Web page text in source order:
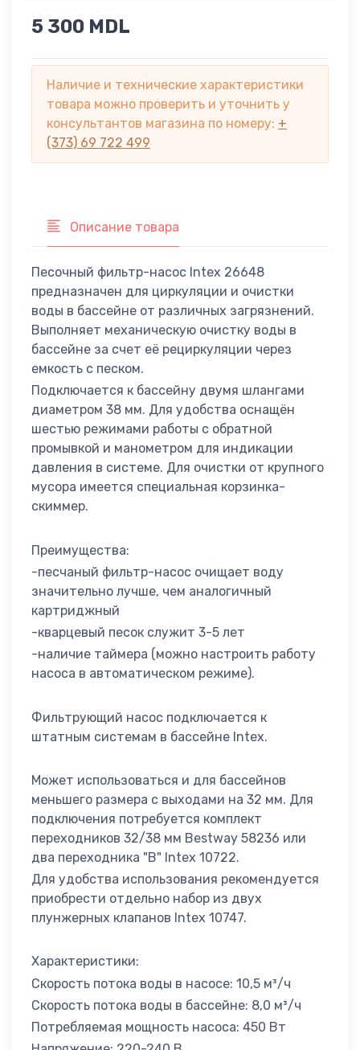
5 300 MDL
Наличие и технические характеристики
товара можно проверить и уточнить у
консультантов магазина по номеру: +
(373) 69 722 499
Описание товара
Песочный фильтр-насос Intex 26648
предназначен для циркуляции и очистки
воды в бассейне от различных загрязнений.
Выполняет механическую очистку воды в
бассейне за счет её рециркуляции через
емкость с песком.
Подключается к бассейну двумя шлангами
диаметром 38 мм. Для удобства оснащён
шестью режимами работы с обратной
промывкой и манометром для индикации
давления в системе. Для очистки от крупного
мусора имеется специальная корзинка-
скиммер.
Преимущества:
-песчаный фильтр-насос очищает воду
значительно лучше, чем аналогичный
картриджный
-кварцевый песок служит 3-5 лет
-наличие таймера (можно настроить работу
насоса в автоматическом режиме).
Фильтрующий насос подключается к
штатным системам в бассейне Intex.
Может использоваться и для бассейнов
меньшего размера с выходами на 32 мм. Для
подключения потребуется комплект
переходников 32/38 мм Bestway 58236 или
два переходника "B" Intex 10722.
Для удобства использования рекомендуется
приобрести отдельно набор из двух
плунжерных клапанов Intex 10747.
Характеристики:
Скорость потока воды в насосе: 10,5 м³/ч
Скорость потока воды в бассейне: 8,0 м³/ч
Потребляемая мощность насоса: 450 Вт